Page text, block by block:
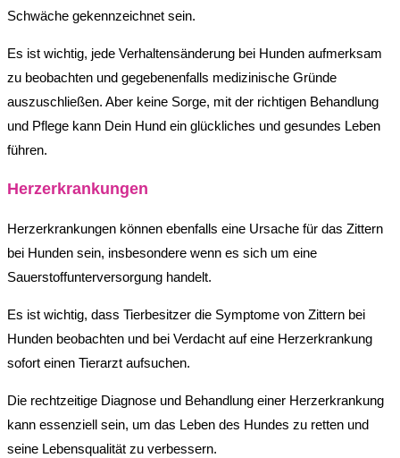
Schwäche gekennzeichnet sein.
Es ist wichtig, jede Verhaltensänderung bei Hunden aufmerksam
zu beobachten und gegebenenfalls medizinische Gründe
auszuschließen. Aber keine Sorge, mit der richtigen Behandlung
und Pflege kann Dein Hund ein glückliches und gesundes Leben
führen.
Herzerkrankungen
Herzerkrankungen können ebenfalls eine Ursache für das Zittern
bei Hunden sein, insbesondere wenn es sich um eine
Sauerstoffunterversorgung handelt.
Es ist wichtig, dass Tierbesitzer die Symptome von Zittern bei
Hunden beobachten und bei Verdacht auf eine Herzerkrankung
sofort einen Tierarzt aufsuchen.
Die rechtzeitige Diagnose und Behandlung einer Herzerkrankung
kann essenziell sein, um das Leben des Hundes zu retten und
seine Lebensqualität zu verbessern.